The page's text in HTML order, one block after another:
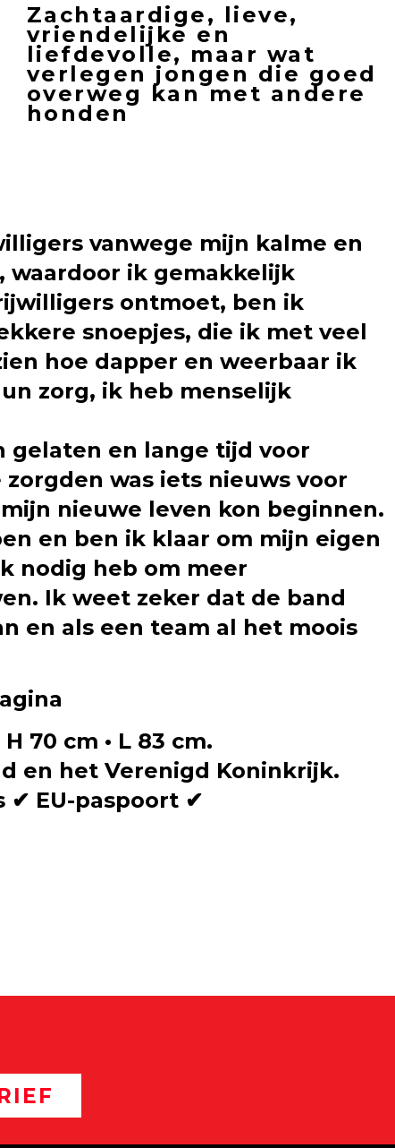
Zachtaardige, lieve,
vriendelijke en
liefdevolle, maar wat
verlegen jongen die goed
overweg kan met andere
honden
vanwege mijn kalme en
waardoor ik gemakkelijk
ontmoet, ben ik
snoepjes, die ik met veel
hoe dapper en weerbaar ik
zorg, ik heb menselijk
gelaten en lange tijd voor
was iets nieuws voor
nieuwe leven kon beginnen.
en ben ik klaar om mijn eigen
nodig heb om meer
Ik weet zeker dat de band
en als een team al het moois
70 cm • L 83 cm.
en het Verenigd Koninkrijk.
✔ EU-paspoort ✔